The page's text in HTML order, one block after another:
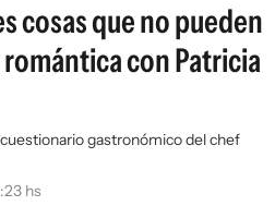
cosas que no pueden
con Patricia
gastronómico del chef
hs